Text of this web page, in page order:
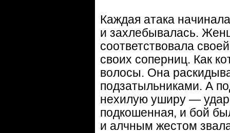
Каждая атака
и захлебывалась.
соответствовала
своих соперниц. Как
волосы. Она
подзатыльниками. А
нехилую уширу — удар
подкошенная, и бой
и алчным жестом